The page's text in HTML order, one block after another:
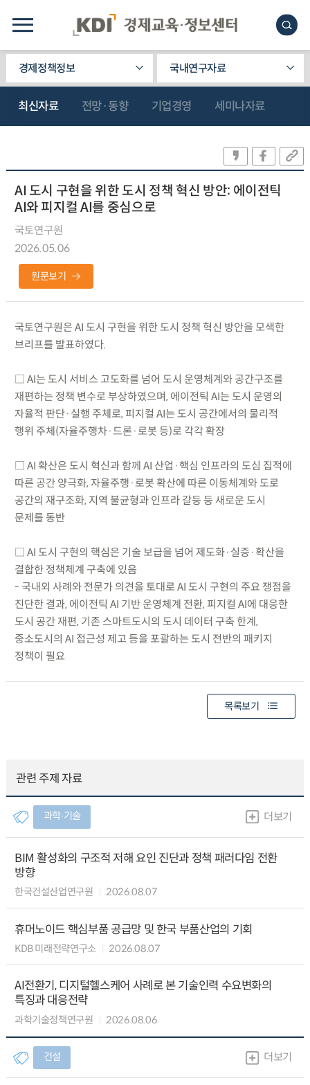
경제정책정보 국내연구자료
최신자료 전망·동향 기업경영 세미나자료
AI 도시 구현을 위한 도시 정책 혁신 방안: 에이전틱
AI와 피지컬 AI를 중심으로
국토연구원
2026.05.06
원문보기
국토연구원은 AI 도시 구현을 위한 도시 정책 혁신 방안을 모색한
브리프를 발표하였다.
□ AI는 도시 서비스 고도화를 넘어 도시 운영체계와 공간구조를
재편하는 정책 변수로 부상하였으며, 에이전틱 AI는 도시 운영의
자율적 판단·실행 주체로, 피지컬 AI는 도시 공간에서의 물리적
행위 주체(자율주행차·드론·로봇 등)로 각각 확장
□ AI 확산은 도시 혁신과 함께 AI 산업·핵심 인프라의 도심 집적에
따른 공간 양극화, 자율주행·로봇 확산에 따른 이동체계와 도로
공간의 재구조화, 지역 불균형과 인프라 갈등 등 새로운 도시
문제를 동반
□ AI 도시 구현의 핵심은 기술 보급을 넘어 제도화·실증·확산을
결합한 정책체계 구축에 있음
- 국내외 사례와 전문가 의견을 토대로 AI 도시 구현의 주요 쟁점을
진단한 결과, 에이전틱 AI 기반 운영체계 전환, 피지컬 AI에 대응한
도시 공간 재편, 기존 스마트도시의 도시 데이터 구축 한계,
중소도시의 AI 접근성 제고 등을 포괄하는 도시 전반의 패키지
정책이 필요
목록보기
관련 주제 자료
과학∙기술 더보기
BIM 활성화의 구조적 저해 요인 진단과 정책 패러다임 전환
방향
한국건설산업연구원 2026.08.07
휴머노이드 핵심부품 공급망 및 한국 부품산업의 기회
KDB 미래전략연구소 2026.08.07
AI전환기, 디지털헬스케어 사례로 본 기술인력 수요변화의
특징과 대응전략
과학기술정책연구원 2026.08.06
건설 더보기